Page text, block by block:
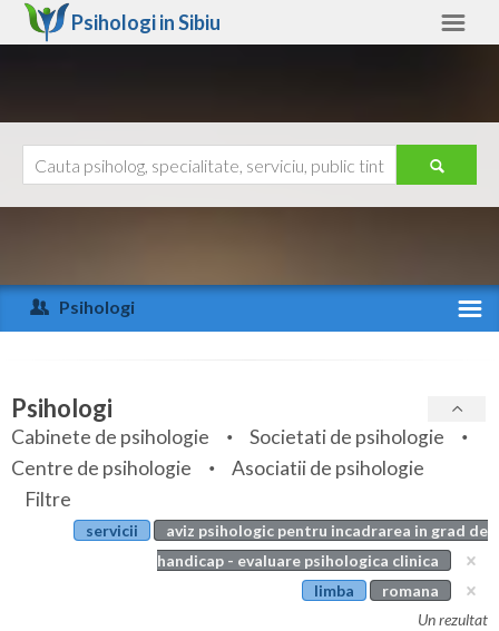
Psihologi inSibiu
Arad
Arges
Bihor
Bistrita-Nasaud
Botosani
Ajutor
Psihologi
Specialitati
Servicii
Articole
Evenimente
Psihologi
Cabinete de psihologie
Societati de psihologie
Centre de psihologie
Asociatii de psihologie
Filtre
servicii
aviz psihologic pentru incadrarea in grad de
handicap - evaluare psihologica clinica
limba
romana
Un rezultat